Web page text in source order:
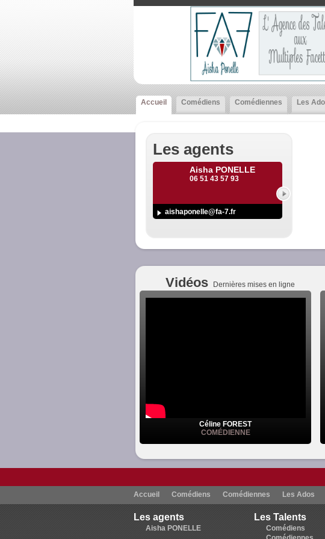
Accueil Comédiens Comédiennes Les
Les agents
Aisha PONELLE
06 51 43 57 93
aishaponelle@fa-7.fr
Vidéos Dernières mises en ligne
Céline FOREST
COMÉDIENNE
Accueil Comédiens Comédiennes Les Ados
Les agents
Aisha PONELLE
Les Talents
Comédiens